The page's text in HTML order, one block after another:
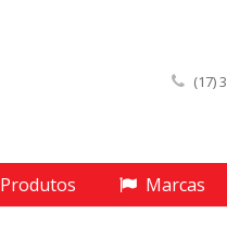
(17)
Produtos Marcas